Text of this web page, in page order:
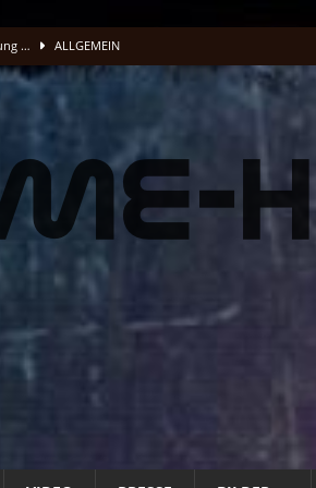
…
ALLGEMEIN
Vocals BAND
ALLG. INFO
ALLG. INFO
und Musenklänge: Eine Odyssee der Übertreibungen“
Musik wird PRESSE
Musik wird
2026 ALBUM